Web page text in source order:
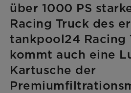
über 1000 PS
Racing Truck des
tankpool24 Racing
kommt auch eine
Kartusche der